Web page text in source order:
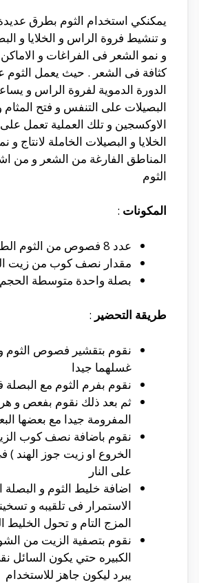
يمكنكي استخدام الثوم بطرق
و تنشيط فروة الراس و الخلايا و
و نمو الشعر فى الفراغات و الاماكن
كثافة فى الشعر . حيث يعمل
الدورة الدموية لفروة الراس و
البصيلات على التنفس و فتح
الاوكسجين و تلك العملية تعمل
الخلايا و البصيلات الخاملة لانتاج
المناطق الفارغة من الشعر و من
الثوم
المكونات :
عدد 8 فصوص من الثوم الطازج
مقدار نصف كوب من زيت
بصلة واحدة متوسطة الحجم
طريقة التحضير :
نقوم بتقشير فصوص الثوم
غسلهما جيدا
نقوم بفرم الثوم مع
ثم بعد ذلك نقوم بفعص و
المفرومة جيدا مع بعضها
نقوم باضافة نصف كوب
الخروع او زيت جوز الهند )
على النار
اضافة خليط الثوم و البصلة
الاستمرار فى تلقيبه و
المزج التام و تحول الخليط
نقوم بتصفية الزيت من
الكبيره حتي يكون السائل
يبرد ليكون جاهز للاستخدام